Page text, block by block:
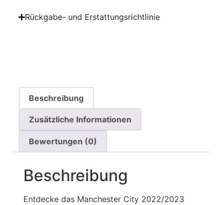
Rückgabe- und Erstattungsrichtlinie
Beschreibung
Zusätzliche Informationen
Bewertungen (0)
Beschreibung
Entdecke das Manchester City 2022/2023